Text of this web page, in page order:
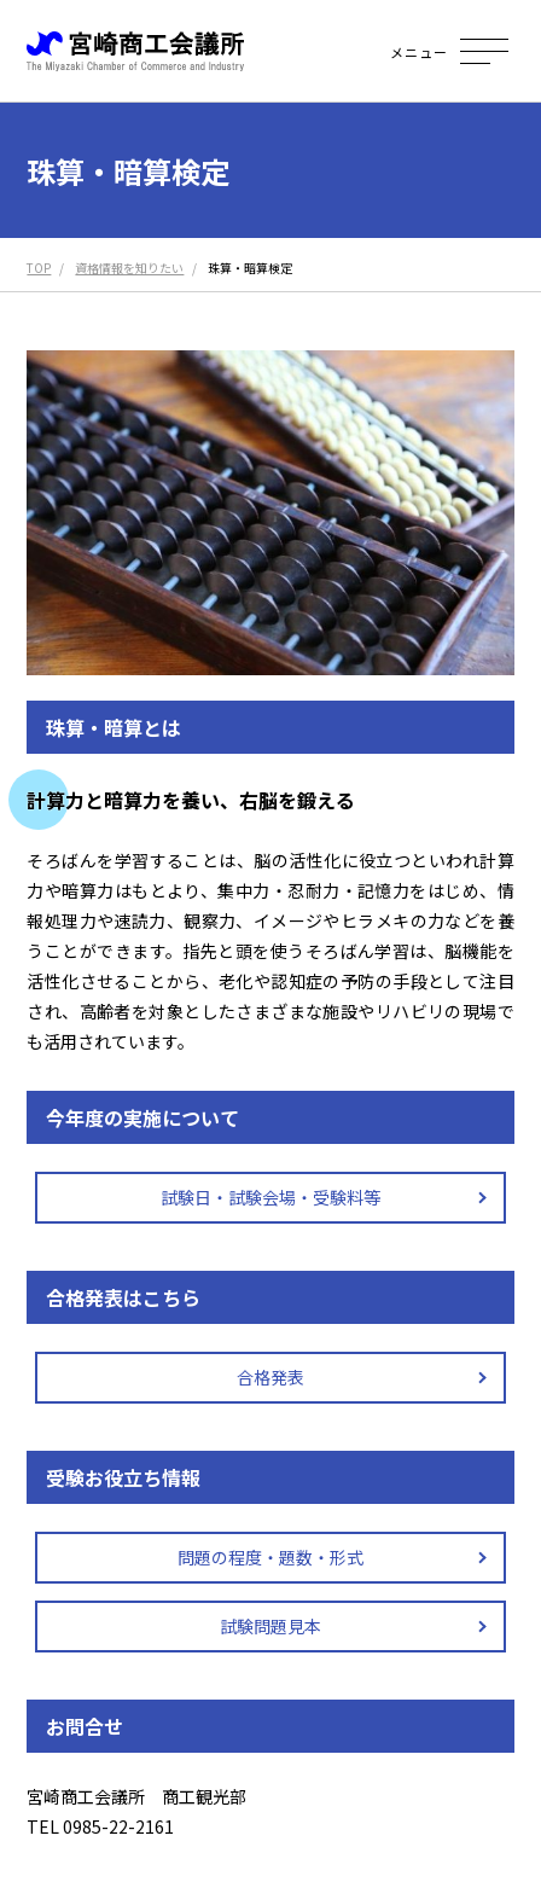
メニュー
珠算・暗算検定
TOP 資格情報を知りたい 珠算・暗算検定
珠算・暗算とは
計算力と暗算力を養い、右脳を鍛える
そろばんを学習することは、脳の活性化に役立つといわれ計算
力や暗算力はもとより、集中力・忍耐力・記憶力をはじめ、情
報処理力や速読力、観察力、イメージやヒラメキの力などを養
うことができます。指先と頭を使うそろばん学習は、脳機能を
活性化させることから、老化や認知症の予防の手段として注目
され、高齢者を対象としたさまざまな施設やリハビリの現場で
も活用されています。
今年度の実施について
試験日・試験会場・受験料等
合格発表はこちら
合格発表
受験お役立ち情報
問題の程度・題数・形式
試験問題見本
お問合せ
宮崎商工会議所 商工観光部
TEL 0985-22-2161